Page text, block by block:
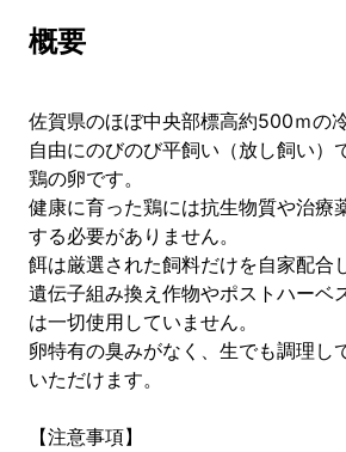
概要
佐賀県のほぼ中央部標高約500ｍの
自由にのびのび平飼い（放し飼い）
鶏の卵です。
健康に育った鶏には抗生物質や治療
する必要がありません。
餌は厳選された飼料だけを自家配合
遺伝子組み換え作物やポストハーベ
は一切使用していません。
卵特有の臭みがなく、生でも調理し
いただけます。
【注意事項】